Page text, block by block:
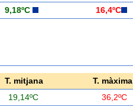
9,18ºC 16,4ºC
T. mitjana T. màxima
19,14ºC 36,2ºC